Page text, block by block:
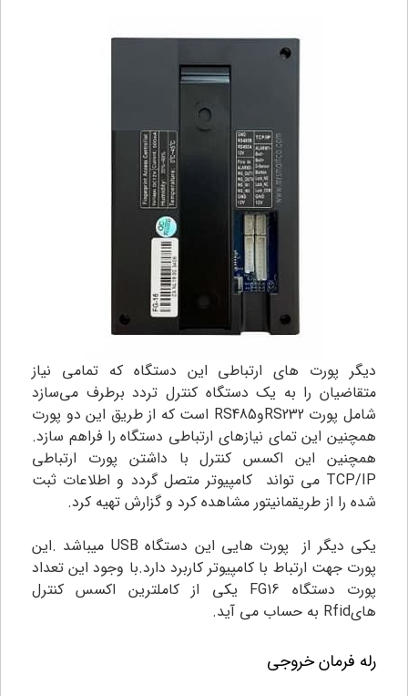
دیگر پورت های ارتباطی این دستگاه که تمامی نیاز
متقاضیان را به یک دستگاه کنترل تردد برطرف می‌سازد
شامل پورت RS232وRS485 است که از طریق اين دو پورت
همچنین این تمای نیازهای ارتباطی دستگاه را فراهم سازد.
همچنین این اکسس کنترل با داشتن پورت ارتباطی
TCP/IP می تواند کامپیوتر متصل گردد و اطلاعات ثبت
شده را از طریقمانیتور مشاهده کرد و گزارش تهیه کرد.
یکی دیگر از پورت هایی اين دستگاه USB میباشد .اين
پورت جهت ارتباط با کامپیوتر کاربرد دارد.با وجود اين تعداد
پورت دستگاه FG16 یکی از کاملترین اکسس کنترل
هایRfid به حساب می آيد.
رله فرمان خروجی